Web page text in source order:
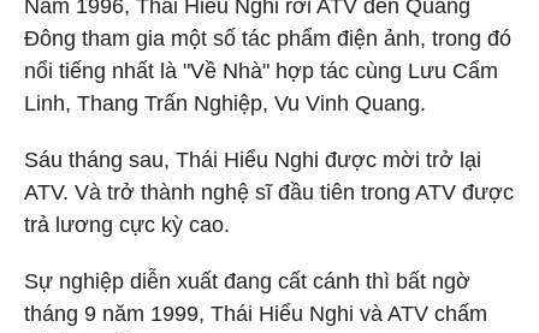
Năm 1996, Thái Hiểu Nghi rời ATV đến Quảng
Đông tham gia một số tác phẩm điện ảnh, trong đó
nổi tiếng nhất là "Về Nhà" hợp tác cùng Lưu Cẩm
Linh, Thang Trấn Nghiệp, Vu Vinh Quang.
Sáu tháng sau, Thái Hiểu Nghi được mời trở lại
ATV. Và trở thành nghệ sĩ đầu tiên trong ATV được
trả lương cực kỳ cao.
Sự nghiệp diễn xuất đang cất cánh thì bất ngờ
tháng 9 năm 1999, Thái Hiểu Nghi và ATV chấm